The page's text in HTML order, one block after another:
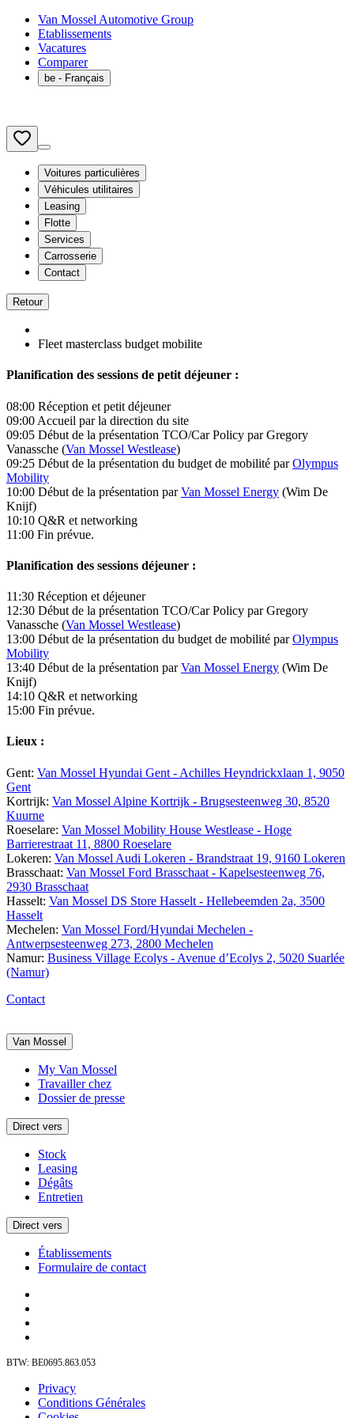
Van Mossel Automotive Group
Etablissements
Vacatures
Comparer
be - Français
Voitures particulières
Véhicules utilitaires
Leasing
Flotte
Services
Carrosserie
Contact
Retour
Fleet masterclass budget mobilite
Planification des sessions de petit déjeuner :
08:00 Réception et petit déjeuner
09:00 Accueil par la direction du site
09:05 Début de la présentation TCO/Car Policy parGregory
Vanassche (Van Mossel Westlease)
09:25 Début de la présentation du budget de mobilité parOlympus
Mobility
10:00 Début de la présentation parVan Mossel Energy (Wim De
Knijf)
10:10 Q&R et networking
11:00 Fin prévue.
Planification des sessions déjeuner :
11:30 Réception et déjeuner
12:30 Début de la présentation TCO/Car Policy parGregory
Vanassche (Van Mossel Westlease)
13:00 Début de la présentation du budget de mobilité parOlympus
Mobility
13:40 Début de la présentation parVan Mossel Energy (Wim De
Knijf)
14:10 Q&R et networking
15:00 Fin prévue.
Lieux :
Gent: Van Mossel Hyundai Gent - Achilles Heyndrickxlaan 1, 9050
Gent
Kortrijk: Van Mossel Alpine Kortrijk - Brugsesteenweg 30, 8520
Kuurne
Roeselare: Van Mossel Mobility House Westlease - Hoge
Barrierestraat 11, 8800 Roeselare
Lokeren: Van Mossel Audi Lokeren - Brandstraat 19, 9160 Lokeren
Brasschaat: Van Mossel Ford Brasschaat - Kapelsesteenweg 76,
2930 Brasschaat
Hasselt: Van Mossel DS Store Hasselt - Hellebeemden 2a, 3500
Hasselt
Mechelen: Van Mossel Ford/Hyundai Mechelen -
Antwerpsesteenweg 273, 2800 Mechelen
Namur: Business Village Ecolys - Avenue d’Ecolys 2, 5020 Suarlée
(Namur)
Contact
Van Mossel
My Van Mossel
Travailler chez
Dossier de presse
Direct vers
Stock
Leasing
Dégâts
Entretien
Direct vers
Établissements
Formulaire de contact
BTW: BE0695.863.053
Privacy
Conditions Générales